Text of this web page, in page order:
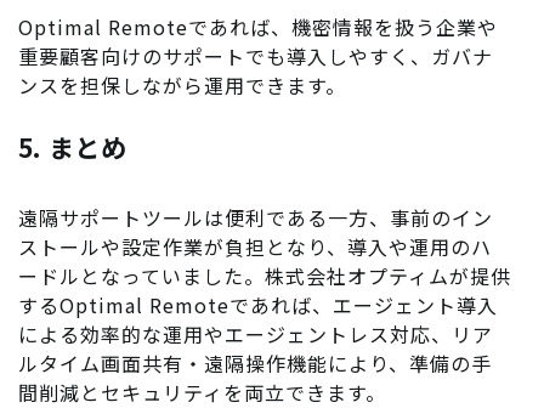
Optimal Remoteであれば、機密情報を扱う企業や
重要顧客向けのサポートでも導入しやすく、ガバナ
ンスを担保しながら運用できます。
5. まとめ
遠隔サポートツールは便利である一方、事前のイン
ストールや設定作業が負担となり、導入や運用のハ
ードルとなっていました。株式会社オプティムが提供
するOptimal Remoteであれば、エージェント導入
による効率的な運用やエージェントレス対応、リア
ルタイム画面共有・遠隔操作機能により、準備の手
間削減とセキュリティを両立できます。